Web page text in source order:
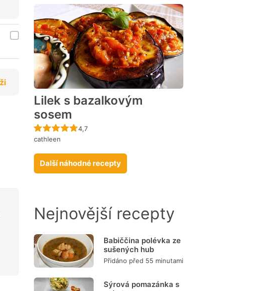
Lilek s bazalkovým
sosem
Recept ještě nebyl hodnocen
4,7
cathleen
Další náhodné recepty
Nejnovější recepty
Babiččina polévka ze
sušených hub
Přidáno před 55 minutami
Sýrová pomazánka s